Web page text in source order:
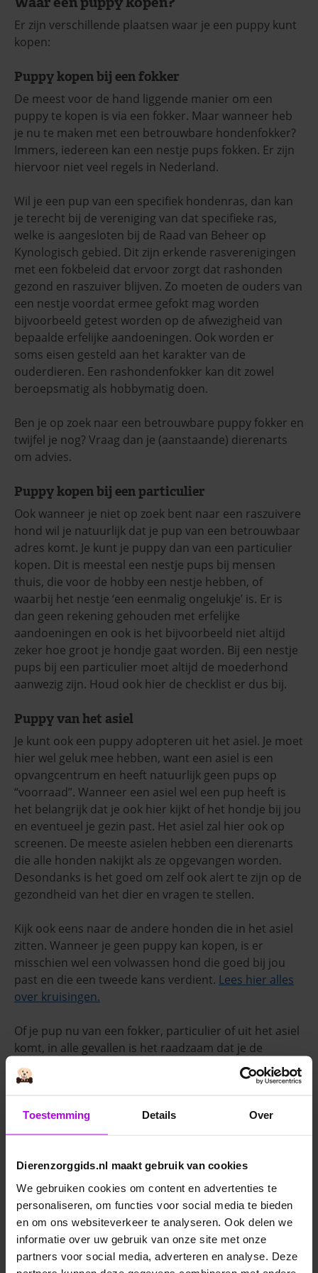
Toestemming Details Over
Dierenzorggids.nl maakt gebruik van cookies
We gebruiken cookies om content en advertenties te
personaliseren, om functies voor social media te bieden
en om ons websiteverkeer te analyseren. Ook delen we
informatie over uw gebruik van onze site met onze
partners voor social media, adverteren en analyse. Deze
Er zijn verschillende plaatsen waar je een puppy kunt
kopen:
Puppy kopen bij een fokker
De meest voor de hand liggende manier om een
puppy te kopen is via een fokker. Maar wanneer heb
je nu te maken met een betrouwbare hondenfokker?
Immers, iedereen kan een nestje pups fokken. Er zijn
hiervoor niet veel regels in Nederland.
Wil je een pup van een specifiek hondenras, dan kan
je terecht bij de vereniging van dat specifieke ras,
welke is aangesloten bij de Raad van Beheer op
Kynologisch gebied. Dit zijn erkende rasverenigingen
met een fokbeleid dat ervoor zorgt dat rashonden
gezond en raszuiver blijven. Zo moeten de ouders van
een nestje voordat ermee gefokt mag worden
bijvoorbeeld getest worden op de afwezigheid van
bepaalde erfelijke aandoeningen. Ook worden er
soms eisen gesteld aan het karakter van de
ouderdieren. Een rashondenfokker kan dit zowel
beroepsmatig als hobbymatig doen.
Ben je op zoek naar een betrouwbare puppy fokker en
twijfel je nog? Vraag dan je (aanstaande) dierenarts
om advies.
Puppy kopen bij een particulier
Ook wanneer je niet op zoek bent naar een raszuivere
hond wil je natuurlijk dat je pup van een betrouwbaar
adres komt. Je kunt je puppy dan van een particulier
kopen. Dit is meestal een nestje pups bij mensen
thuis, die voor de hobby een nestje hebben, of
waarbij het nestje ‘een eenmalig ongelukje’ is. Er is
dan geen rekening gehouden met erfelijke
aandoeningen en ook is het bijvoorbeeld niet altijd
zeker hoe groot je hondje gaat worden. Bij een nestje
pups bij een particulier moet altijd de moederhond
aanwezig zijn. Houd ook hier de checklist er dus bij.
Puppy van het asiel
Je kunt ook een puppy adopteren uit het asiel. Je moet
hier wel geluk mee hebben, want een asiel is een
opvangcentrum en heeft natuurlijk geen pups op
“voorraad”. Wanneer een asiel wel een pup heeft is
het belangrijk dat je ook hier kijkt of het hondje bij jou
en eventueel je gezin past. Het asiel zal hier ook op
screenen. De meeste asielen hebben een dierenarts
die alle honden nakijkt als ze opgevangen worden.
Desondanks is het goed om zelf ook alert te zijn op de
gezondheid van het dier en vragen te stellen.
Kijk ook eens naar de andere honden die in het asiel
zitten. Wanneer je geen puppy kan kopen, is er
misschien wel een volwassen hond die goed bij jou
past en die een tweede kans verdient. Lees hier alles
over kruisingen.
Of je pup nu van een fokker, particulier of uit het asiel
komt, in alle gevallen is het raadzaam dat je de
onderstaande checklist voor- en tijdens je bezoek
naloopt.
Vragen stellen – gebruik deze checklist
het belangrijk dat je deze checklist met vragen
Heb je het adres op internet gevonden? Controleer
dit adres en kijk of er misstanden zijn geweest, of
dat de fokker geen slechte naam heeft.